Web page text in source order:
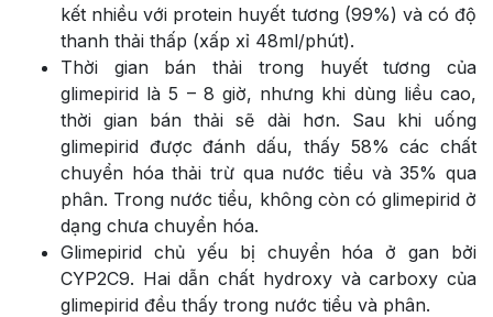
kết nhiều với protein huyết tương (99%) và có độ
thanh thải thấp (xấp xỉ 48ml/phút).
Thời gian bán thải trong huyết tương của
glimepirid là 5 – 8 giờ, nhưng khi dùng liều cao,
thời gian bán thải sẽ dài hơn. Sau khi uống
glimepirid được đánh dấu, thấy 58% các chất
chuyển hóa thải trừ qua nước tiểu và 35% qua
phân. Trong nước tiểu, không còn có glimepirid ở
dạng chưa chuyển hóa.
Glimepirid chủ yếu bị chuyển hóa ở gan bởi
CYP2C9. Hai dẫn chất hydroxy và carboxy của
glimepirid đều thấy trong nước tiểu và phân.